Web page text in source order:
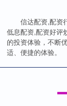
信达配资,配资
低息配资,配资好评
的投资体验，不断
适、便捷的体验。